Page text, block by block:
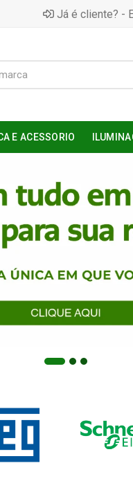
Já é cliente? -
E ACESSORIO